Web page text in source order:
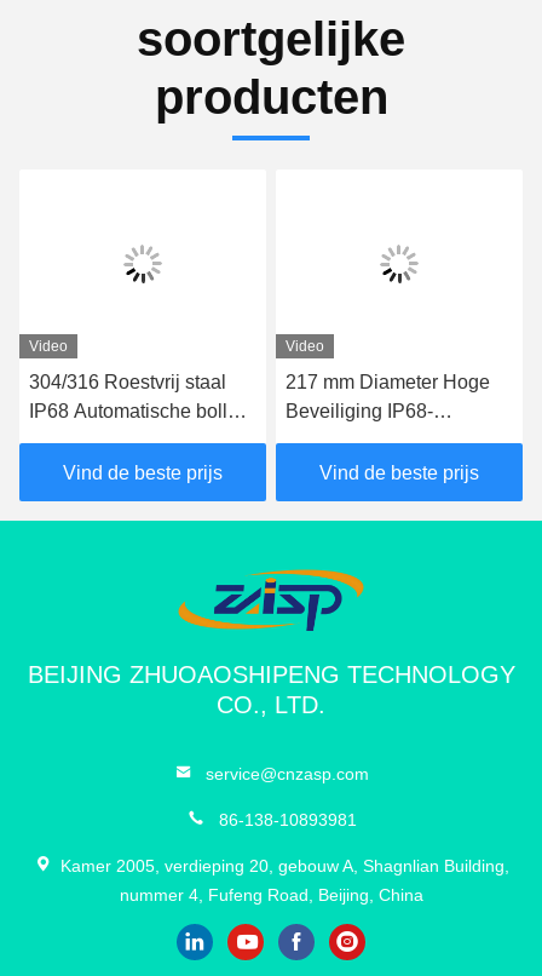
soortgelijke
producten
Video
304/316 Roestvrij staal
IP68 Automatische bollard
met een hoogte van 600-
1000 mm voor
hydraulische beveiliging
Vind de beste prijs
Video
217 mm Diameter Hoge
Beveiliging IP68-
gecertificeerde
Automatische Palen voor
Opritten en
Parkeerplaatsen
Vind de beste prijs
BEIJING ZHUOAOSHIPENG TECHNOLOGY
CO., LTD.
service@cnzasp.com
86-138-10893981
Kamer 2005, verdieping 20, gebouw A, Shagnlian Building,
nummer 4, Fufeng Road, Beijing, China